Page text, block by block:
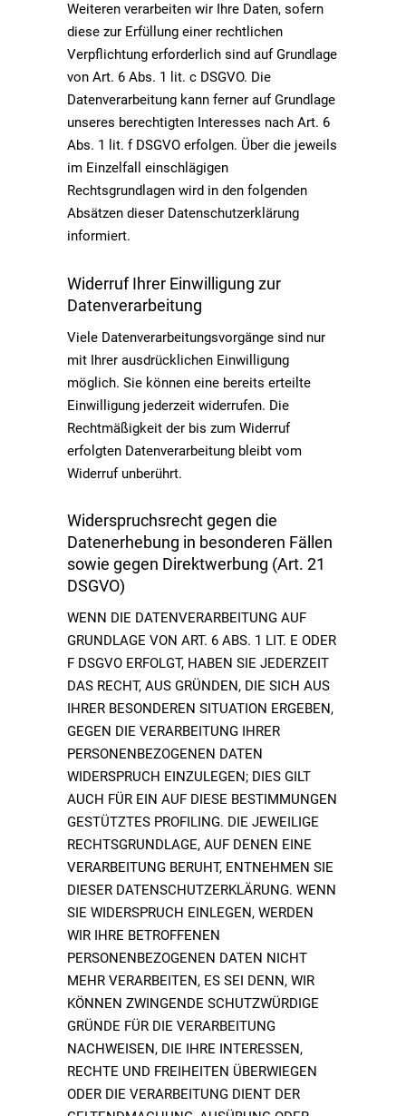
Weiteren verarbeiten wir Ihre Daten, sofern
diese zur Erfüllung einer rechtlichen
Verpflichtung erforderlich sind auf Grundlage
von Art. 6 Abs. 1 lit. c DSGVO. Die
Datenverarbeitung kann ferner auf Grundlage
unseres berechtigten Interesses nach Art. 6
Abs. 1 lit. f DSGVO erfolgen. Über die jeweils
im Einzelfall einschlägigen
Rechtsgrundlagen wird in den folgenden
Absätzen dieser Datenschutzerklärung
informiert.
Widerruf Ihrer Einwilligung zur
Datenverarbeitung
Viele Datenverarbeitungsvorgänge sind nur
mit Ihrer ausdrücklichen Einwilligung
möglich. Sie können eine bereits erteilte
Einwilligung jederzeit widerrufen. Die
Rechtmäßigkeit der bis zum Widerruf
erfolgten Datenverarbeitung bleibt vom
Widerruf unberührt.
Widerspruchsrecht gegen die
Datenerhebung in besonderen Fällen
sowie gegen Direktwerbung (Art. 21
DSGVO)
WENN DIE DATENVERARBEITUNG AUF
GRUNDLAGE VON ART. 6 ABS. 1 LIT. E ODER
F DSGVO ERFOLGT, HABEN SIE JEDERZEIT
DAS RECHT, AUS GRÜNDEN, DIE SICH AUS
IHRER BESONDEREN SITUATION ERGEBEN,
GEGEN DIE VERARBEITUNG IHRER
PERSONENBEZOGENEN DATEN
WIDERSPRUCH EINZULEGEN; DIES GILT
AUCH FÜR EIN AUF DIESE BESTIMMUNGEN
GESTÜTZTES PROFILING. DIE JEWEILIGE
RECHTSGRUNDLAGE, AUF DENEN EINE
VERARBEITUNG BERUHT, ENTNEHMEN SIE
DIESER DATENSCHUTZERKLÄRUNG. WENN
SIE WIDERSPRUCH EINLEGEN, WERDEN
WIR IHRE BETROFFENEN
PERSONENBEZOGENEN DATEN NICHT
MEHR VERARBEITEN, ES SEI DENN, WIR
KÖNNEN ZWINGENDE SCHUTZWÜRDIGE
GRÜNDE FÜR DIE VERARBEITUNG
NACHWEISEN, DIE IHRE INTERESSEN,
RECHTE UND FREIHEITEN ÜBERWIEGEN
ODER DIE VERARBEITUNG DIENT DER